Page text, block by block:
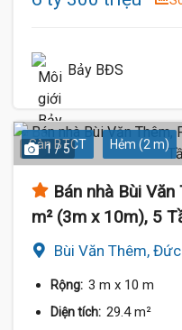
Bảy BĐS
Sàn BTCT Hẻm (2 m)
1 / 5
Bán nhà Bùi
m² (3m x 10m), 5
Bùi Văn Thêm,
Rộng: 3 m x 10 m
Diện tích: 29.4 m²